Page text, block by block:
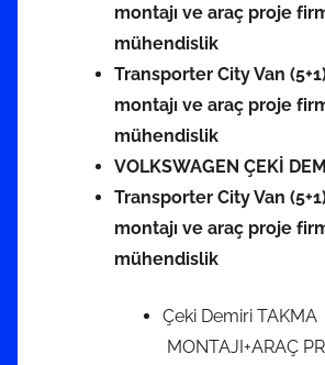
montajı ve araç proje
mühendislik
Transporter City Van
montajı ve araç proje
mühendislik
VOLKSWAGEN ÇEKİ
Transporter City Van
montajı ve araç proje
mühendislik
Çeki Demiri TAKMA
MONTAJI+ARAÇ